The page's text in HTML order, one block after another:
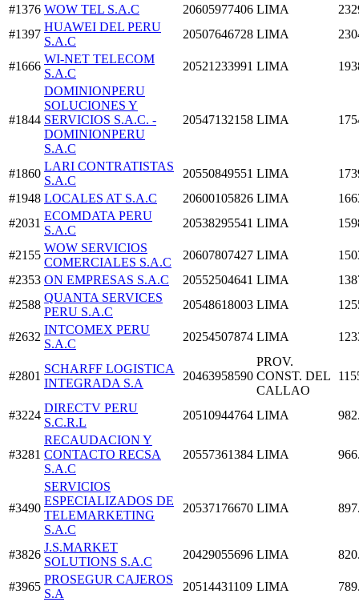
#1376 WOW TEL S.A.C 20605977406 LIMA
#1397
HUAWEI DEL PERU
S.A.C
20507646728 LIMA
#1666
WI-NET TELECOM
S.A.C
20521233991 LIMA
#1844
DOMINIONPERU
SOLUCIONES Y
SERVICIOS S.A.C. -
DOMINIONPERU
S.A.C
20547132158 LIMA
#1860
LARI CONTRATISTAS
S.A.C
20550849551 LIMA
#1948 LOCALES AT S.A.C 20600105826 LIMA
#2031
ECOMDATA PERU
S.A.C
20538295541 LIMA
#2155
WOW SERVICIOS
COMERCIALES S.A.C
20607807427 LIMA
#2353 ON EMPRESAS S.A.C 20552504641 LIMA
#2588
QUANTA SERVICES
PERU S.A.C
20548618003 LIMA
#2632
INTCOMEX PERU
S.A.C
20254507874 LIMA
#2801
SCHARFF LOGISTICA
INTEGRADA S.A
20463958590
PROV.
CONST. DEL
CALLAO
#3224
DIRECTV PERU
S.C.R.L
20510944764 LIMA
#3281
RECAUDACION Y
CONTACTO RECSA
S.A.C
20557361384 LIMA
#3490
SERVICIOS
ESPECIALIZADOS DE
TELEMARKETING
S.A.C
20537176670 LIMA
#3826
J.S.MARKET
SOLUTIONS S.A.C
20429055696 LIMA
#3965
PROSEGUR CAJEROS
S.A
20514431109 LIMA